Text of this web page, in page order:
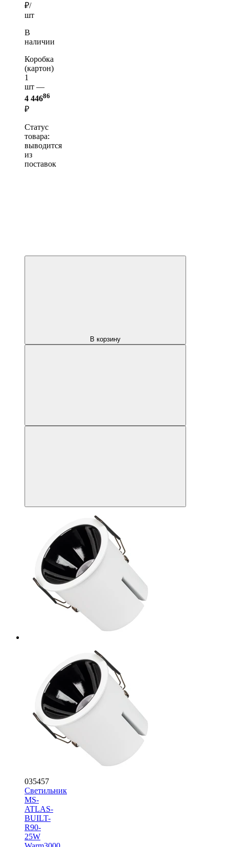
₽/
шт
В
наличии
Коробка
(картон)
1
шт —
4 44686
₽
Статус
товара:
выводится
из
поставок
В корзину
035457
Светильник
MS-
ATLAS-
BUILT-
R90-
25W